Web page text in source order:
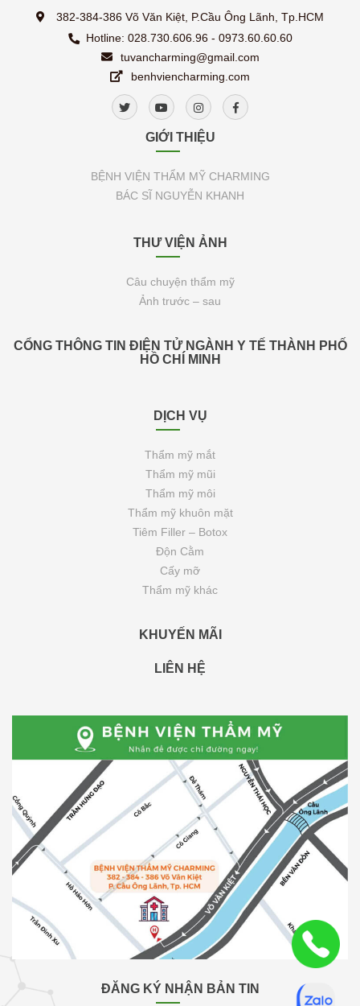
382-384-386 Võ Văn Kiệt, P.Cầu Ông Lãnh, Tp.HCM
Hotline: 028.730.606.96 - 0973.60.60.60
tuvancharming@gmail.com
benhviencharming.com
GIỚI THIỆU
BỆNH VIỆN THẨM MỸ CHARMING
BÁC SĨ NGUYỄN KHANH
THƯ VIỆN ẢNH
Câu chuyện thẩm mỹ
Ảnh trước – sau
CỔNG THÔNG TIN ĐIỆN TỬ NGÀNH Y TẾ THÀNH PHỐ
HỒ CHÍ MINH
DỊCH VỤ
Thẩm mỹ mắt
Thẩm mỹ mũi
Thẩm mỹ môi
Thẩm mỹ khuôn mặt
Tiêm Filler – Botox
Độn Cằm
Cấy mỡ
Thẩm mỹ khác
KHUYẾN MÃI
LIÊN HỆ
ĐĂNG KÝ NHẬN BẢN TIN